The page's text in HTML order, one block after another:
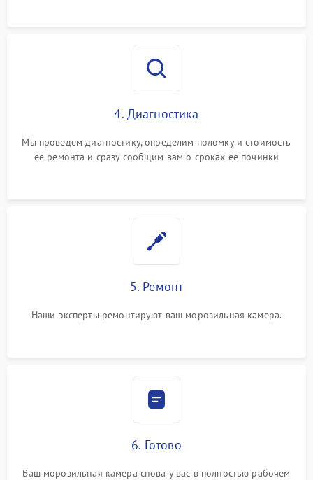
4. Диагностика
Мы проведем диагностику, определим поломку и стоимость
ее ремонта и сразу сообщим вам о сроках ее починки
5. Ремонт
Наши эксперты ремонтируют ваш морозильная камера.
6. Готово
Ваш морозильная камера снова у вас в полностью рабочем